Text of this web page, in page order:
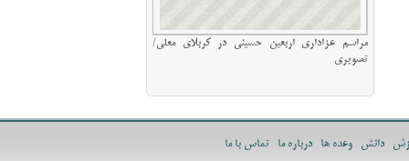
مراسم عزاداری اربعین حسینی در کربلای معلی/
تصویری
دانش وعده ها درباره ما تماس با ما